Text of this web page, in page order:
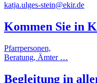
katja.ulges-stein@ekir.de
Kommen Sie in
Pfarrpersonen,
Beratung, Ämter …
Begleitung in